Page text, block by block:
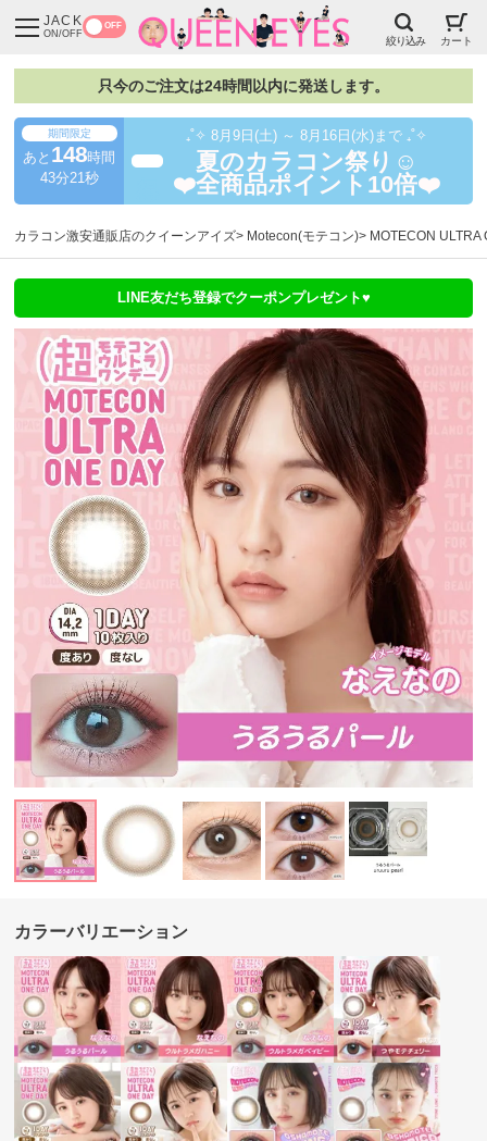
JACK
ON/OFF
OFF
絞り込み カート
只今のご注文は24時間以内に発送します。
期間限定
あと 148時間
43分21秒
₊˚✧ 8月9日(土) ～ 8月16日(水)まで ₊˚✧
夏のカラコン祭り☺️
❤️全商品ポイント10倍❤️
カラコン激安通販店のクイーンアイズ Motecon(モテコン) MOTECON
LINE友だち登録でクーポンプレゼント♥
カラーバリエーション